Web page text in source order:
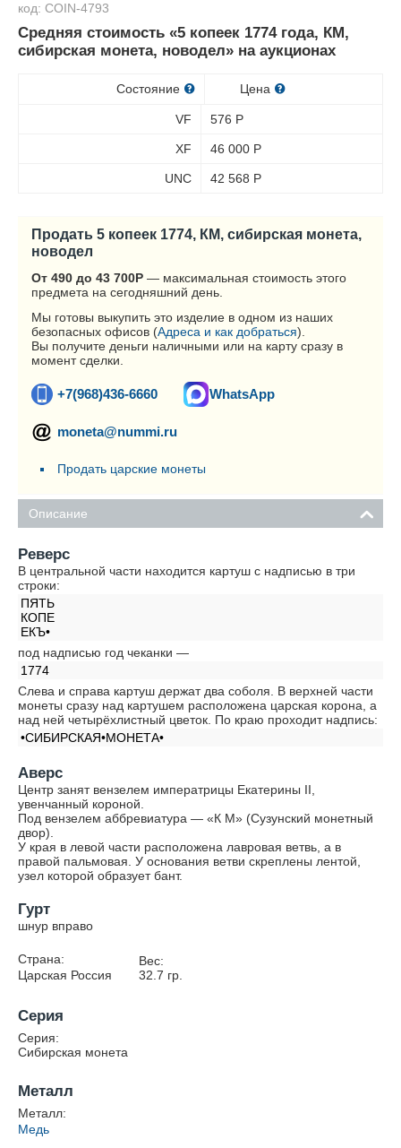
код: COIN-4793
Средняя стоимость «5 копеек 1774 года, КМ,
сибирская монета, новодел» на аукционах
Состояние Цена
VF 576 Р
XF 46 000 Р
UNC 42 568 Р
Продать 5 копеек 1774, КМ, сибирская монета,
новодел
От 490 до 43 700Р — максимальная стоимость этого
предмета на сегодняшний день.
Мы готовы выкупить это изделие в одном из наших
безопасных офисов (Адреса и как добраться).
Вы получите деньги наличными или на карту сразу в
момент сделки.
+7(968)436-6660 WhatsApp
moneta@nummi.ru
Продать царские монеты
Описание
Реверс
В центральной части находится картуш с надписью в три
строки:
ПЯТЬ
КОПЕ
ЕКЪ•
под надписью год чеканки —
1774
Слева и справа картуш держат два соболя. В верхней части
монеты сразу над картушем расположена царская корона, а
над ней четырёхлистный цветок. По краю проходит надпись:
•СИБИРСКАЯ•МОНЕТА•
Аверс
Центр занят вензелем императрицы Екатерины II,
увенчанный короной.
Под вензелем аббревиатура — «К М» (Сузунский монетный
двор).
У края в левой части расположена лавровая ветвь, а в
правой пальмовая. У основания ветви скреплены лентой,
узел которой образует бант.
Гурт
шнур вправо
Страна:
Царская Россия
Вес:
32.7 гр.
Серия
Серия:
Сибирская монета
Металл
Металл:
Медь